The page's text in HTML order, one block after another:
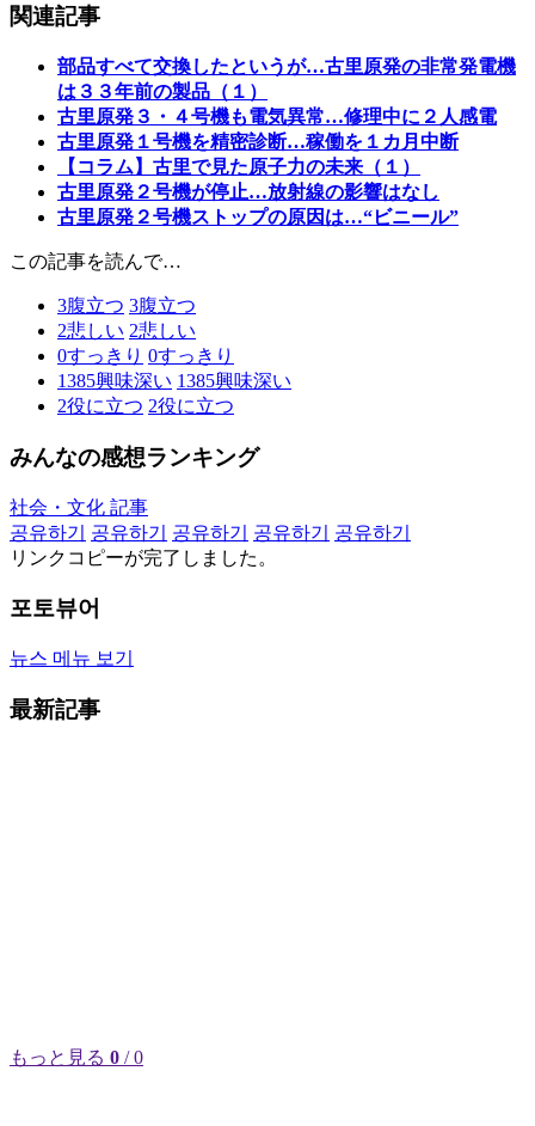
関連記事
部品すべて交換したというが…古里原発の非常発電機
は３３年前の製品（１）
古里原発３・４号機も電気異常…修理中に２人感電
古里原発１号機を精密診断…稼働を１カ月中断
【コラム】古里で見た原子力の未来（１）
古里原発２号機が停止…放射線の影響はなし
古里原発２号機ストップの原因は…“ビニール”
この記事を読んで…
3腹立つ 3腹立つ
2悲しい 2悲しい
0すっきり 0すっきり
1385興味深い 1385興味深い
2役に立つ 2役に立つ
みんなの感想ランキング
社会・文化 記事
공유하기
공유하기 공유하기 공유하기
공유하기
リンクコピーが完了しました。
포토뷰어
뉴스 메뉴 보기
最新記事
もっと見る 0 / 0